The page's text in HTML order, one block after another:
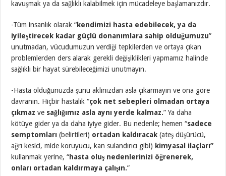
kavuşmak ya da sağlıklı kalabilmek için mücadeleye başlamanızdır.
-Tüm insanlık olarak “kendimizi hasta edebilecek, ya da
iyileştirecek kadar güçlü donanımlara sahip olduğumuzu”
unutmadan, vücudumuzun verdiği tepkilerden ve ortaya çıkan
problemlerden ders alarak gerekli değişiklikleri yapmamız halinde
sağlıklı bir hayat sürebileceğimizi unutmayın.
-Hasta olduğunuzda şunu aklınızdan asla çıkarmayın ve ona göre
davranın. Hiçbir hastalık “çok net sebepleri olmadan ortaya
çıkmaz ve sağlığımız asla aynı yerde kalmaz.” Ya daha
kötüye gider ya da daha iyiye gider. Bu nedenle; hemen “sadece
semptomları (belirtileri) ortadan kaldıracak (ateş düşürücü,
ağrı kesici, mide koruyucu, kan sulandırıcı gibi) kimyasal ilaçları”
kullanmak yerine, “hasta oluş nedenlerinizi öğrenerek,
onları ortadan kaldırmaya çalışın.”